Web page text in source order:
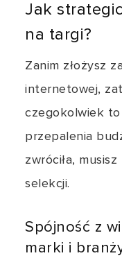
Jak
na targi?
Zanim złożysz
internetowej,
czegokolwiek
przepalenia
zwróciła,
selekcji.
Spójność z
marki i